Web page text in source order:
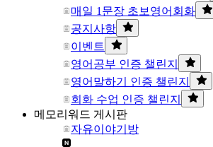
매일 1문장 초보영어회화
공지사항
이벤트
영어공부 인증 챌린지
영어말하기 인증 챌린지
회화 수업 인증 챌린지
메모리워드 게시판
자유이야기방